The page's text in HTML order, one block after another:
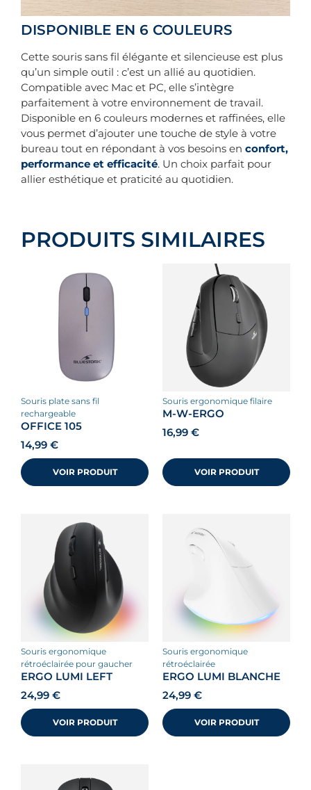
DISPONIBLE EN 6 COULEURS
Cette souris sans fil élégante et silencieuse est plus
qu’un simple outil : c’est un allié au quotidien.
Compatible avec Mac et PC, elle s’intègre
parfaitement à votre environnement de travail.
Disponible en 6 couleurs modernes et raffinées, elle
vous permet d’ajouter une touche de style à votre
bureau tout en répondant à vos besoins en confort,
performance et efficacité. Un choix parfait pour
allier esthétique et praticité au quotidien.
PRODUITS SIMILAIRES
souris plate sans fil
rechargeable
OFFICE 105
14,99 €
VOIR PRODUIT
souris ergonomique filaire
M-W-ERGO
16,99 €
VOIR PRODUIT
souris ergonomique
rétroéclairée pour gaucher
ERGO LUMI LEFT
24,99 €
VOIR PRODUIT
souris ergonomique
rétroéclairée
ERGO LUMI BLANCHE
24,99 €
VOIR PRODUIT